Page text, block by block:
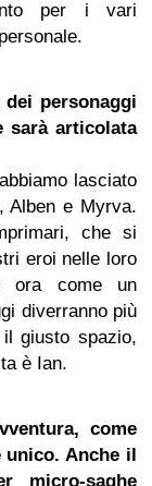
per i vari
personaggi
sarà articolata
lasciato
Alben e Myrva.
che si
eroi nelle loro
ora come un
diverranno più
giusto spazio,
è Ian.
come
unico. Anche il
micro-saghe